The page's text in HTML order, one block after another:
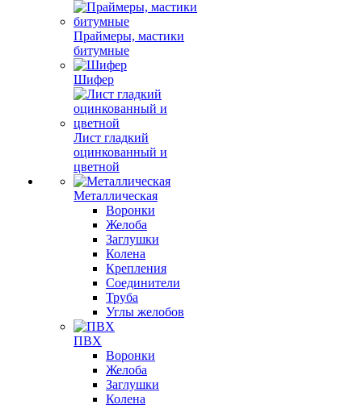
Праймеры, мастики
битумные
Шифер
Лист гладкий
оцинкованный и
цветной
Металлическая
Воронки
Желоба
Заглушки
Колена
Крепления
Соединители
Труба
Углы желобов
ПВХ
Воронки
Желоба
Заглушки
Колена